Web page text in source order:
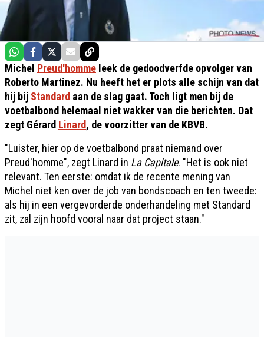
Michel Preud'homme leek de gedoodverfde opvolger van
Roberto Martinez. Nu heeft het er plots alle schijn van dat
hij bij Standard aan de slag gaat. Toch ligt men bij de
voetbalbond helemaal niet wakker van die berichten. Dat
zegt Gérard Linard, de voorzitter van de KBVB.
"Luister, hier op de voetbalbond praat niemand over
Preud'homme", zegt Linard in La Capitale. "Het is ook niet
relevant. Ten eerste: omdat ik de recente mening van
Michel niet ken over de job van bondscoach en ten tweede:
als hij in een vergevorderde onderhandeling met Standard
zit, zal zijn hoofd vooral naar dat project staan."